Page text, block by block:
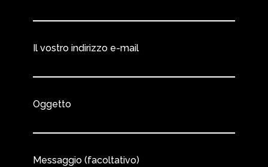
Il vostro indirizzo e-mail
Oggetto
Messaggio (facoltativo)